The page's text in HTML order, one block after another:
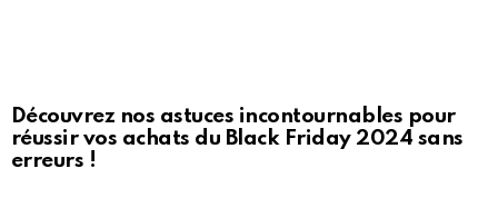
Découvrez nos astuces incontournables pour
réussir vos achats du Black Friday 2024 sans
erreurs !